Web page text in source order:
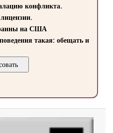
конфликта.
на США
такая: обещать и